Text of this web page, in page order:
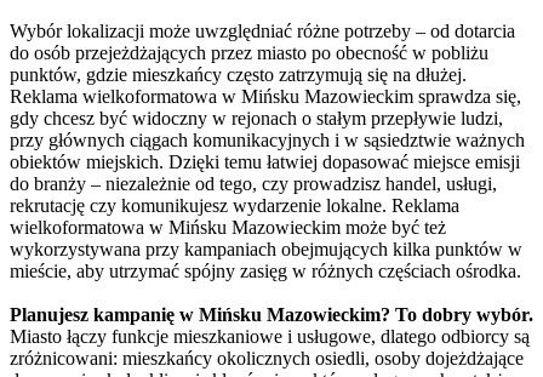
Wybór lokalizacji może uwzględniać różne potrzeby – od dotarcia
do osób przejeżdżających przez miasto po obecność w pobliżu
punktów, gdzie mieszkańcy często zatrzymują się na dłużej.
Reklama wielkoformatowa w Mińsku Mazowieckim sprawdza się,
gdy chcesz być widoczny w rejonach o stałym przepływie ludzi,
przy głównych ciągach komunikacyjnych i w sąsiedztwie ważnych
obiektów miejskich. Dzięki temu łatwiej dopasować miejsce emisji
do branży – niezależnie od tego, czy prowadzisz handel, usługi,
rekrutację czy komunikujesz wydarzenie lokalne. Reklama
wielkoformatowa w Mińsku Mazowieckim może być też
wykorzystywana przy kampaniach obejmujących kilka punktów w
mieście, aby utrzymać spójny zasięg w różnych częściach ośrodka.
Planujesz kampanię w Mińsku Mazowieckim? To dobry wybór.
Miasto łączy funkcje mieszkaniowe i usługowe, dlatego odbiorcy są
zróżnicowani: mieszkańcy okolicznych osiedli, osoby dojeżdżające